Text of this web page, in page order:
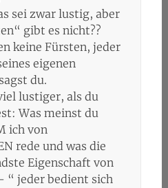
sei zwar lustig, aber
gibt es nicht??
keine Fürsten, jeder
eigenen
du.
lustiger, als du
Was meinst du
ich von
rede und was die
Eigenschaft von
“ jeder bedient sich